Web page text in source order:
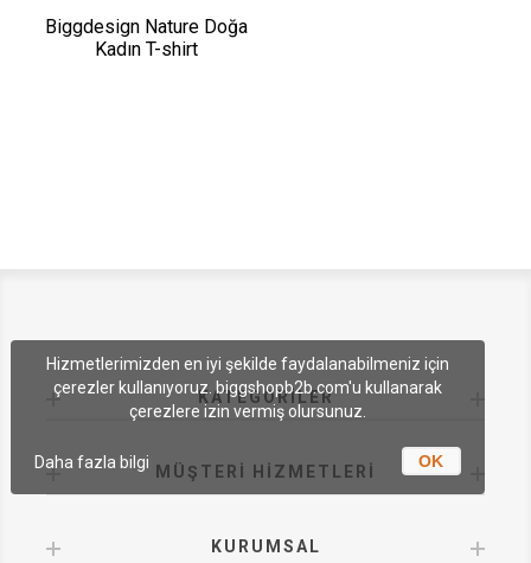
Biggdesign Nature Doğa
Kadın T-shirt
KATEGORILER
MÜŞTERI HIZMETLERI
KURUMSAL
Hizmetlerimizden en iyi şekilde faydalanabilmeniz için
çerezler kullanıyoruz. biggshopb2b.com'u kullanarak
çerezlere izin vermiş olursunuz.
OK
Daha fazla bilgi